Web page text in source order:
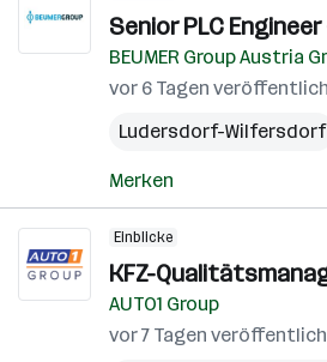
Senior PLC
BEUMER Group Austria
vor 6 Tagen
Ludersdorf-Wilfersdorf
Merken
Einblicke
KFZ-
AUTO1 Group
vor 7 Tagen